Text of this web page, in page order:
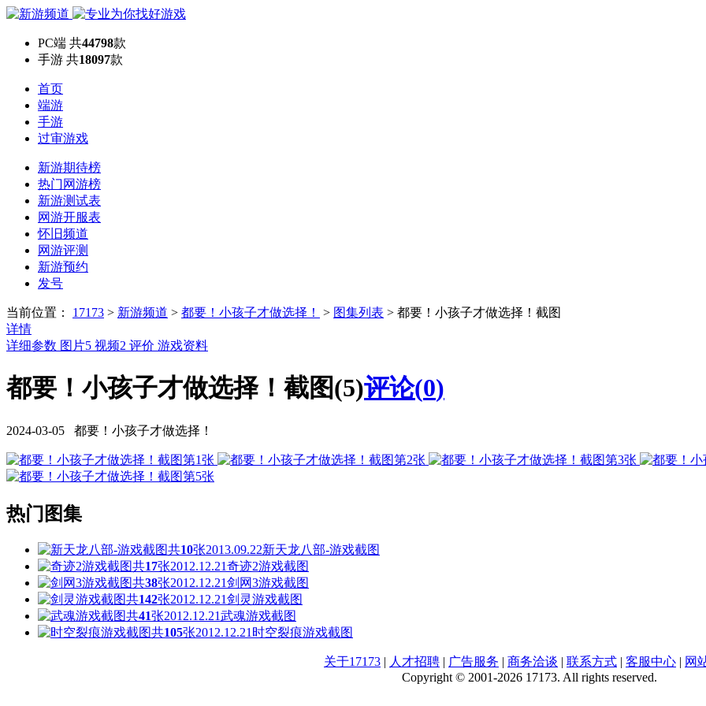
PC端 共44798款
手游 共18097款
首页
端游
手游
过审游戏
新游期待榜
热门网游榜
新游测试表
网游开服表
怀旧频道
网游评测
新游预约
发号
当前位置： 17173 > 新游频道 > 都要！小孩子才做选择！ > 图集列表 > 都要！小孩子才做选择！截图
详情
详细参数 图片5 视频2 评价 游戏资料
都要！小孩子才做选择！截图(5)评论(0)
2024-03-05 都要！小孩子才做选择！
热门图集
共10张2013.09.22新天龙八部-游戏截图
共17张2012.12.21奇迹2游戏截图
共38张2012.12.21剑网3游戏截图
共142张2012.12.21剑灵游戏截图
共41张2012.12.21武魂游戏截图
共105张2012.12.21 时空裂痕游戏截图
关于17173 | 人才招聘 | 广告服务 | 商务洽谈 | 联系方式 | 客服中心 | 网
Copyright © 2001-2026 17173. All rights reserved.